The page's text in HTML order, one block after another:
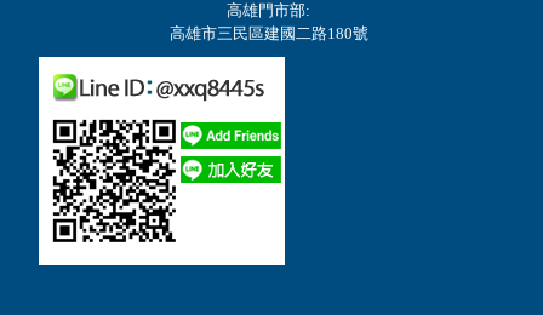
高雄門市部:
高雄市三民區建國二路180號